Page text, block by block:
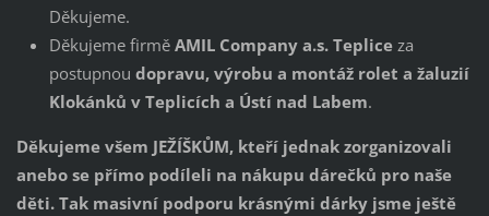
Děkujeme.
Děkujeme firmě AMIL Company a.s. Teplice za
postupnou dopravu, výrobu a montáž rolet a žaluzií
Klokánků v Teplicích a Ústí nad Labem.
Děkujeme všem JEŽÍŠKŮM, kteří jednak zorganizovali
anebo se přímo podíleli na nákupu dárečků pro naše
děti. Tak masivní podporu krásnými dárky jsme ještě